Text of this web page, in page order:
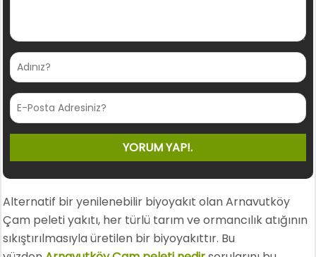
Alternatif bir yenilenebilir biyoyakıt olan Arnavutköy
Çam peleti yakıtı, her türlü tarım ve ormancılık atığının
sıkıştırılmasıyla üretilen bir biyoyakıttır. Bu